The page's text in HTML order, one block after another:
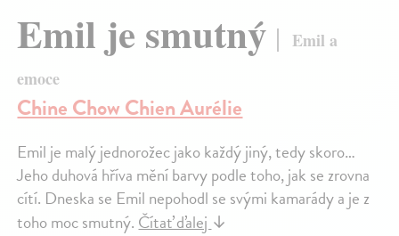
Emil je smutný
Emil a
emoce
Chine Chow Chien Aurélie
Emil je malý jednorožec jako každý jiný, tedy skoro…
Jeho duhová hříva mění barvy podle toho, jak se zrovna
cítí. Dneska se Emil nepohodl se svými kamarády a je z
toho moc smutný. Čítať ďalej ↓